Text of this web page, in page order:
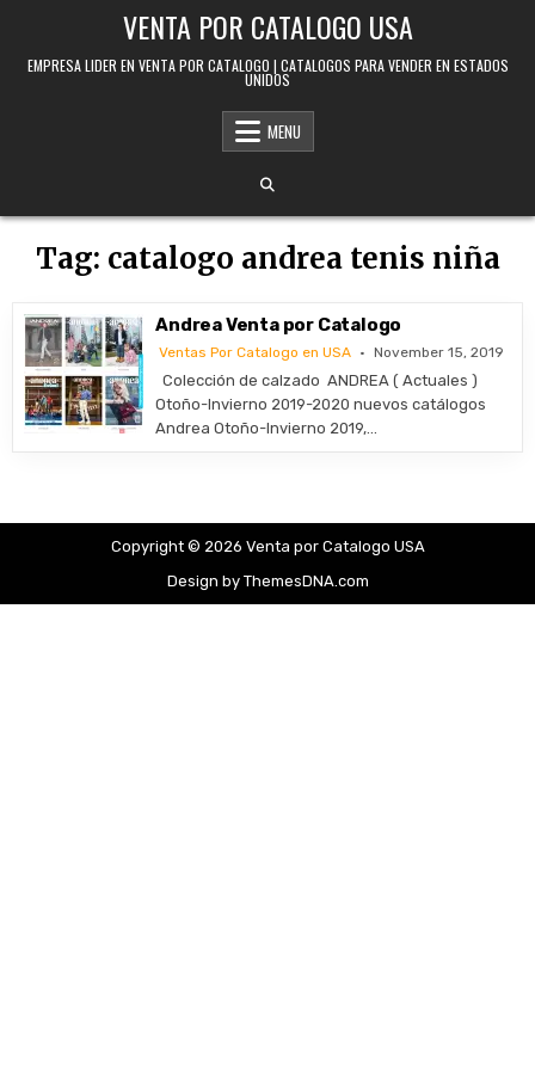
VENTA POR CATALOGO USA
EMPRESA LIDER EN VENTA POR CATALOGO | CATALOGOS PARA VENDER EN ESTADOS
UNIDOS
MENU
Tag: catalogo andrea tenis niña
Andrea Venta por Catalogo
Ventas Por Catalogo en USA November 15, 2019
Colección de calzado ANDREA ( Actuales )
Otoño-Invierno 2019-2020 nuevos catálogos
Andrea Otoño-Invierno 2019,…
Copyright © 2026 Venta por Catalogo USA
Design by ThemesDNA.com